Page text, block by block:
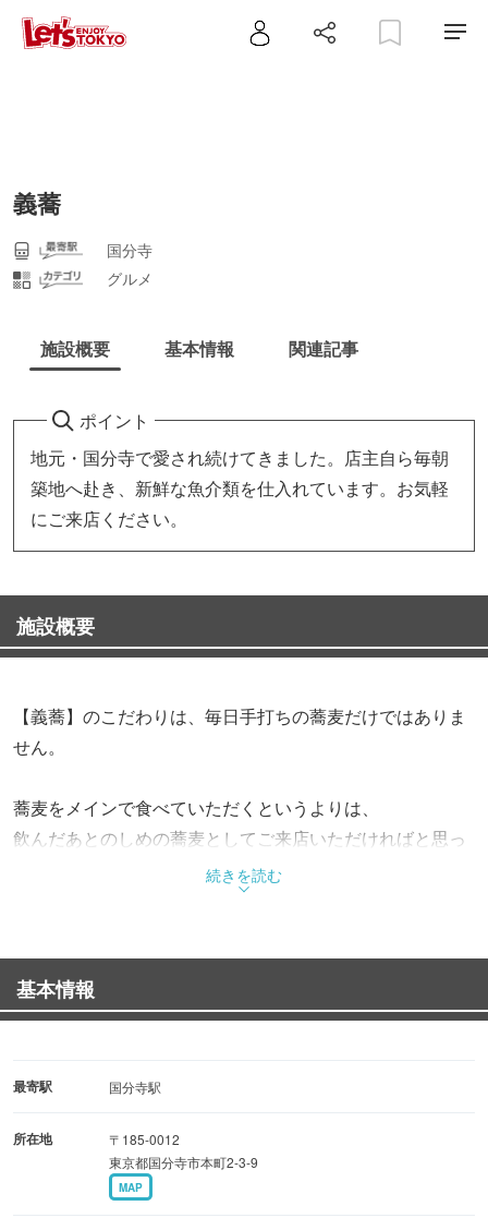
義蕎
国分寺
グルメ
施設概要 基本情報 関連記事
ポイント
地元・国分寺で愛され続けてきました。店主自ら毎朝
築地へ赴き、新鮮な魚介類を仕入れています。お気軽
にご来店ください。
施設概要
【義蕎】のこだわりは、毎日手打ちの蕎麦だけではありま
せん。
蕎麦をメインで食べていただくというよりは、
飲んだあとのしめの蕎麦としてご来店いただければと思っ
店主自ら毎朝築地へ赴き、新鮮な魚介類を仕入れていま
す。
そして職人の技で揚げられる天婦羅は絶品。
仕入れ状況によりお品書きは異なりますので、
天婦羅をご希望の方は
前日にご予約いただきますようお願いいたします。
続きを読む
基本情報
最寄駅 国分寺駅
所在地
〒185-0012
東京都国分寺市本町2-3-9
MAP